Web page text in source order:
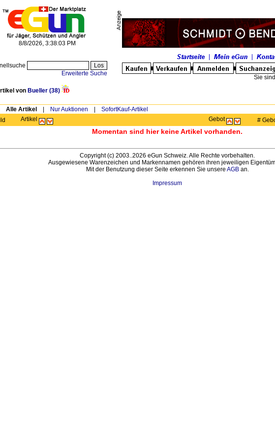
8/8/2026, 3:38:03 PM
Erweiterte Suche
Sie
von Bueller (38)
Alle Artikel Nur Auktionen
SofortKauf-Artikel
Artikel Gebot #
Momentan sind hier keine Artikel vorhanden.
Copyright (c) 2003..2026 eGun Schweiz. Alle Rechte vorbehalten.
Ausgewiesene Warenzeichen und Markennamen gehören ihren jeweiligen
Mit der Benutzung dieser Seite erkennen Sie unsere AGBan.
Impressum